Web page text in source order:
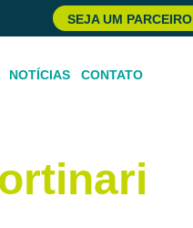
SEJA UM PARCEIRO
NOTÍCIAS CONTATO